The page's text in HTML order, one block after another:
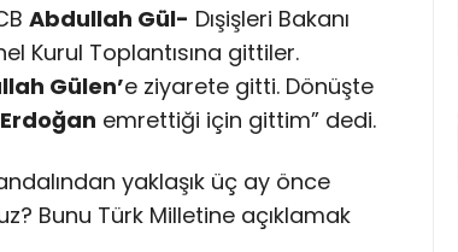
Abdullah Gül- Dışişleri Bakanı
Kurul Toplantısına gittiler.
Gülen’e ziyarete gitti. Dönüşte
Erdoğan emrettiği için gittim” dedi.
yaklaşık üç ay önce
Bunu Türk Milletine açıklamak